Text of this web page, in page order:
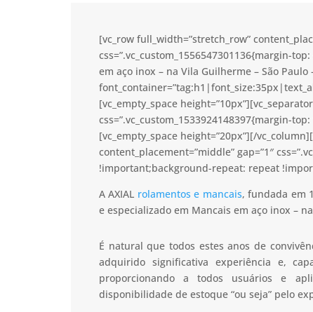
[vc_row full_width=”stretch_row”
css=”.vc_custom_1556547301136{margin-
em aço inox – na Vila Guilherme – São Paulo
[vc_empty_space
css=”.vc_custom_1533924148397{margin-
[vc_empty_space height=”20px”][/
content_placement=”middle” gap=”1″
!important;background-repeat: repeat
A AXIAL rolamentos e mancais, fundada em
e especializado em Mancais em aço inox –
É natural que todos estes anos de
adquirido significativa experiência e,
proporcionando a todos usuários e
disponibilidade de estoque “ou seja” pelo